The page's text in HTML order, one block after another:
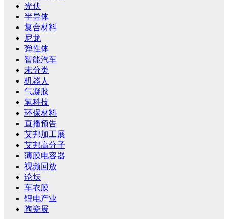
光伏
半导体
复合材料
尼龙
弹性体
智能汽车
未分类
机器人
气凝胶
氢科技
环保材料
直播预告
艾邦加工展
艾邦高分子
薄膜电容器
视频回放
论坛
车衣膜
锂电产业
陶瓷展